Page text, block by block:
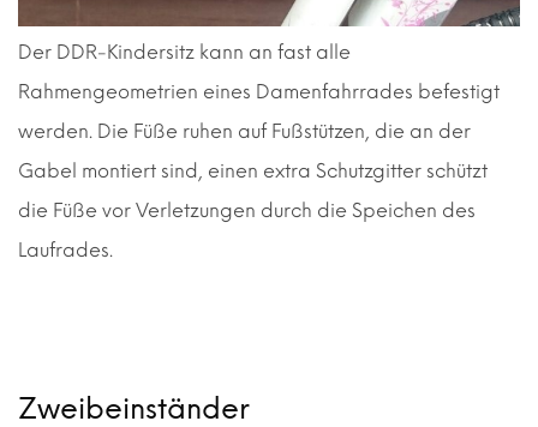
Der DDR-Kindersitz kann an fast alle
Rahmengeometrien eines Damenfahrrades befestigt
werden. Die Füße ruhen auf Fußstützen, die an der
Gabel montiert sind, einen extra Schutzgitter schützt
die Füße vor Verletzungen durch die Speichen des
Laufrades.
Zweibeinständer